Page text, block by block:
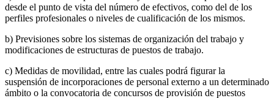
desde el punto de vista del número de efectivos, como del de los
perfiles profesionales o niveles de cualificación de los mismos.
b) Previsiones sobre los sistemas de organización del trabajo y
modificaciones de estructuras de puestos de trabajo.
c) Medidas de movilidad, entre las cuales podrá figurar la
suspensión de incorporaciones de personal externo a un determinado
ámbito o la convocatoria de concursos de provisión de puestos